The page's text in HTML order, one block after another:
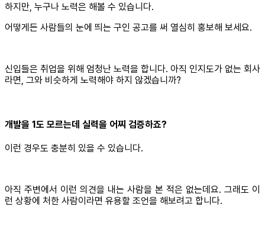
하지만, 누구나 노력은 해볼 수 있습니다.
어떻게든 사람들의 눈에 띄는 구인 공고를 써 열심히 홍보해 보세요.
신입들은 취업을 위해 엄청난 노력을 합니다. 아직 인지도가 없는 회사
라면, 그와 비슷하게 노력해야 하지 않겠습니까?
개발을 1도 모르는데 실력을 어찌 검증하죠?
이런 경우도 충분히 있을 수 있습니다.
아직 주변에서 이런 의견을 내는 사람을 본 적은 없는데요. 그래도 이
런 상황에 처한 사람이라면 유용할 조언을 해보려고 합니다.